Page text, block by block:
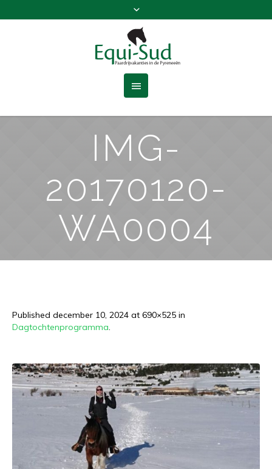
IMG-
20170120-
WA0004
Published december 10, 2024 at 690×525 in
Dagtochtenprogramma.